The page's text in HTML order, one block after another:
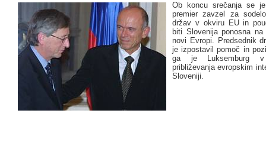
Ob koncu srečanja se
premier zavzel za
držav v okviru EU in
biti Slovenija ponosna
novi Evropi. Predsednik
je izpostavil pomoč in
ga je Luksemburg
približevanja evropskim
Sloveniji.